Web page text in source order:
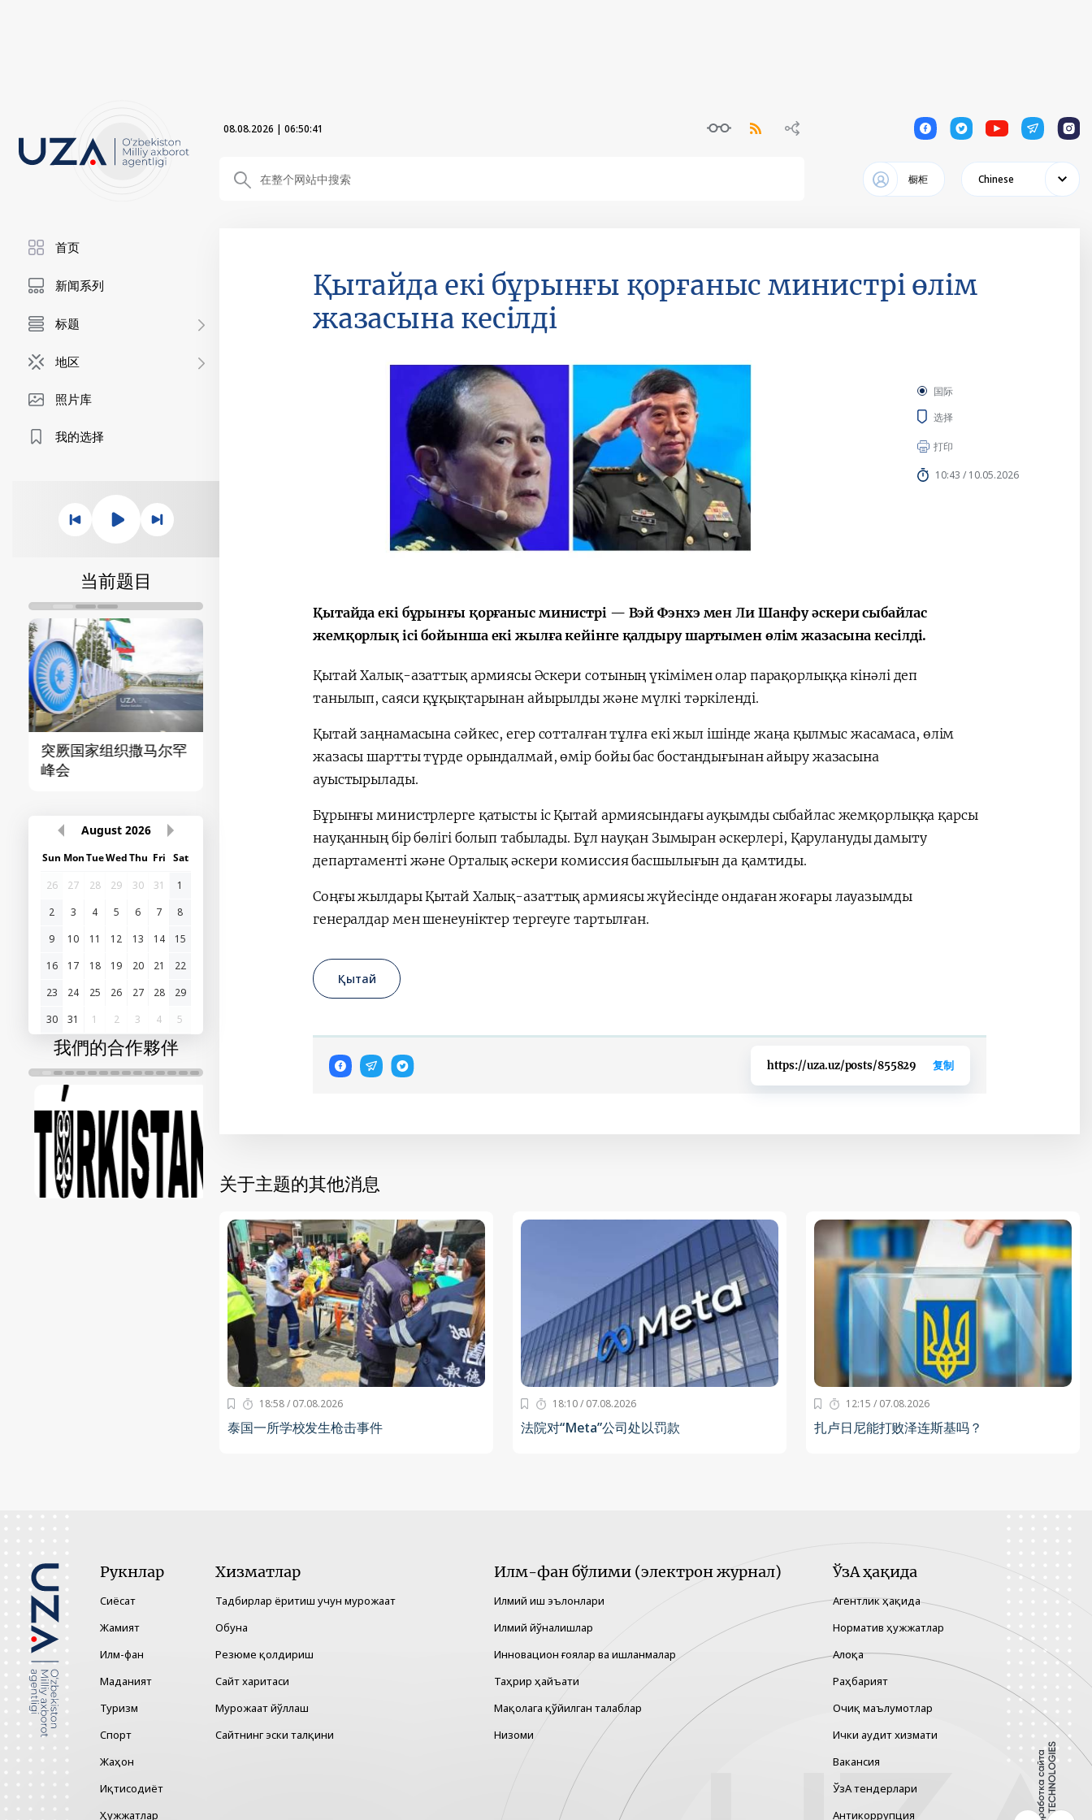
08.08.2026 | 06:50:42 1 1 1 1 1
橱柜 Chinese
首页
新闻系列
标题
地区
照片库
我的选择
当前题目
突厥国家组织撒马尔罕
峰会
首届“中国-中亚”峰会 宪法改革
August 2026
Sun MonTueWedThu Fri Sat
26
27 28 29 30 31
1
2
3 4 5 6 7
8
9
10 11 12 13 14
15
16
17 18 19 20 21
22
23
24 25 26 27 28
29
30
31 1 2 3 4 5
我們的合作夥伴
Қытайда екі бұрынғы қорғаныс министрі өлім
жазасына кесілді
国际
选择
打印
10:43 / 10.05.2026
Қытайда екі бұрынғы қорғаныс министрі — Вэй Фэнхэ мен Ли Шанфу әскери сыбайлас
жемқорлық ісі бойынша екі жылға кейінге қалдыру шартымен өлім жазасына кесілді.
Қытай Халық-азаттық армиясы Әскери сотының үкімімен олар парақорлыққа кінәлі деп
танылып, саяси құқықтарынан айырылды және мүлкі тәркіленді.
Қытай заңнамасына сәйкес, егер сотталған тұлға екі жыл ішінде жаңа қылмыс жасамаса, өлім
жазасы шартты түрде орындалмай, өмір бойы бас бостандығынан айыру жазасына
ауыстырылады.
Бұрынғы министрлерге қатысты іс Қытай армиясындағы ауқымды сыбайлас жемқорлыққа қарсы
науқанның бір бөлігі болып табылады. Бұл науқан Зымыран әскерлері, Қарулануды дамыту
департаменті және Орталық әскери комиссия басшылығын да қамтиды.
Соңғы жылдары Қытай Халық-азаттық армиясы жүйесінде ондаған жоғары лауазымды
генералдар мен шенеуніктер тергеуге тартылған.
Қытай
https://uza.uz/posts/855829 复制
关于主题的其他消息
18:58 / 07.08.2026
泰国一所学校发生枪击事件
18:10 / 07.08.2026
法院对“Meta”公司处以罚款
12:15 / 07.08.2026
扎卢日尼能打败泽连斯基吗？
Рукнлар
Сиёсат
Жамият
Илм-фан
Маданият
Туризм
Спорт
Жаҳон
Иқтисодиёт
Ҳужжатлар
Хизматлар
Тадбирлар ёритиш учун мурожаат
Обуна
Резюме қолдириш
Сайт харитаси
Мурожаат йўллаш
Сайтнинг эски талқини
Илм-фан бўлими (электрон журнал)
Илмий иш эълонлари
Илмий йўналишлар
Инновацион ғоялар ва ишланмалар
Таҳрир ҳайъати
Мақолага қўйилган талаблар
Низоми
ЎзА ҳақида
Агентлик ҳақида
Норматив ҳужжатлар
Алоқа
Раҳбарият
Очиқ маълумотлар
Ички аудит хизмати
Вакансия
ЎзА тендерлари
Антикоррупция